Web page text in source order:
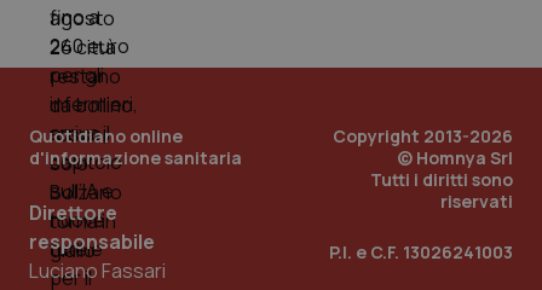
Quotidiano online
d'informazione sanitaria
Direttore
responsabile
Luciano Fassari
Copyright 2013-2026
© Homnya Srl
Tutti i diritti sono
riservati
P.I. e C.F. 13026241003